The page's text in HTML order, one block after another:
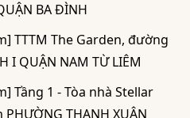
BA ĐÌNH
TTTM The Garden, đường
I QUẬN NAM TỪ LIÊM
Tầng 1 - Tòa nhà Stellar
THANH XUÂN